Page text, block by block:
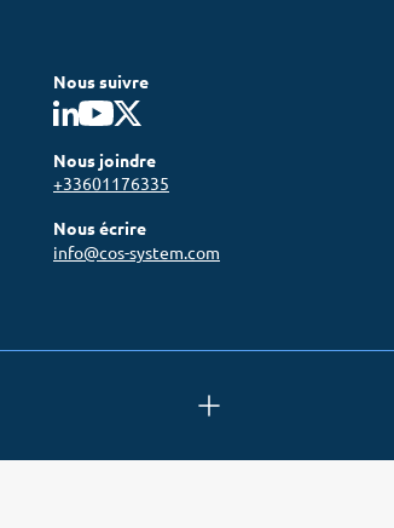
Nous suivre
Nous joindre
+33601176335
Nous écrire
info@cos-system.com